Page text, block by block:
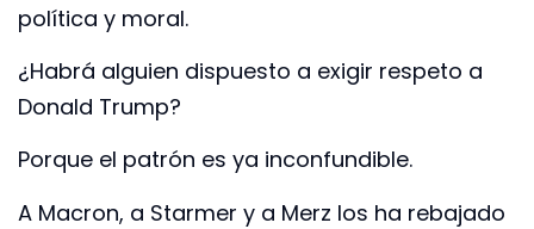
política y moral.
¿Habrá alguien dispuesto a exigir respeto a
Donald Trump?
Porque el patrón es ya inconfundible.
A Macron, a Starmer y a Merz los ha rebajado